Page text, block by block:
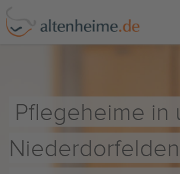
Pflegeheime in
Niederdorfelden